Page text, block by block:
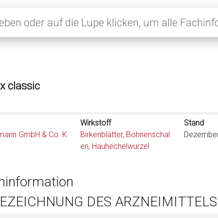
classic
GmbH & Co. K
Wirkstoff
Birkenblätter, Bohnenschal
en, Hauhechelwurzel
Stand
DES ARZNEIMITTELS